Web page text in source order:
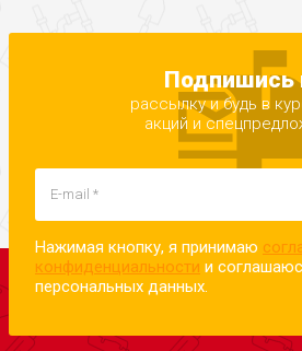
Подпишись
рассылку и будь в
акций и
Нажимая кнопку, я принимаю
конфиденциальности и
персональных данных.